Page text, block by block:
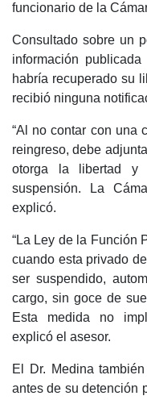
funcionario de la
Consultado sobre un
información
habría recuperado su
recibió ninguna
“Al no contar con una
reingreso, debe
otorga la libertad y
suspensión. La
explicó.
“La Ley de la Función
cuando esta privado
ser suspendido,
cargo, sin goce de
Esta medida no
explicó el asesor.
El Dr. Medina
antes de su detención